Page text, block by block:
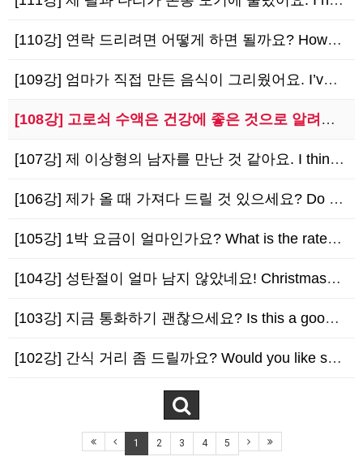
[110강] 연락 드리려면 어떻게 하면 될까요? How can I contact you?
[109강] 엄마가 직접 만든 음식이 그리웠어요. I’ve been missing your…
[108강] 고로쇠 수액은 건강에 좋은 것으로 알려져 있어요. Maple sap is kn…
[107강] 제 이상형의 남자를 만난 것 같아요. I think I met Mr. Righ…
[106강] 제가 올 때 가져다 드릴 것 있으세요? Do you want me to bri…
[105강] 1박 요금이 얼마인가요? What is the rate per night?
[104강] 성탄절이 얼마 남지 않았네요! Christmas is just around t…
[103강] 지금 통화하기 괜찮으세요? Is this a good time to talk?
[102강] 간식 거리 좀 드릴까요? Would you like something to s…
1 2 3 4 5